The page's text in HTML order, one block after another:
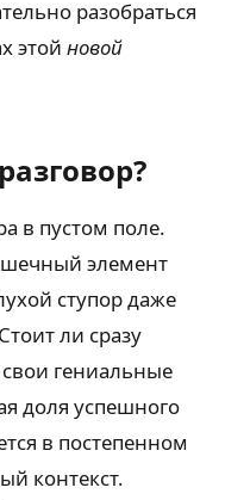
разобраться
этой новой
в пустом поле.
элемент
ступор даже
ли сразу
гениальные
доля успешного
в постепенном
контекст.